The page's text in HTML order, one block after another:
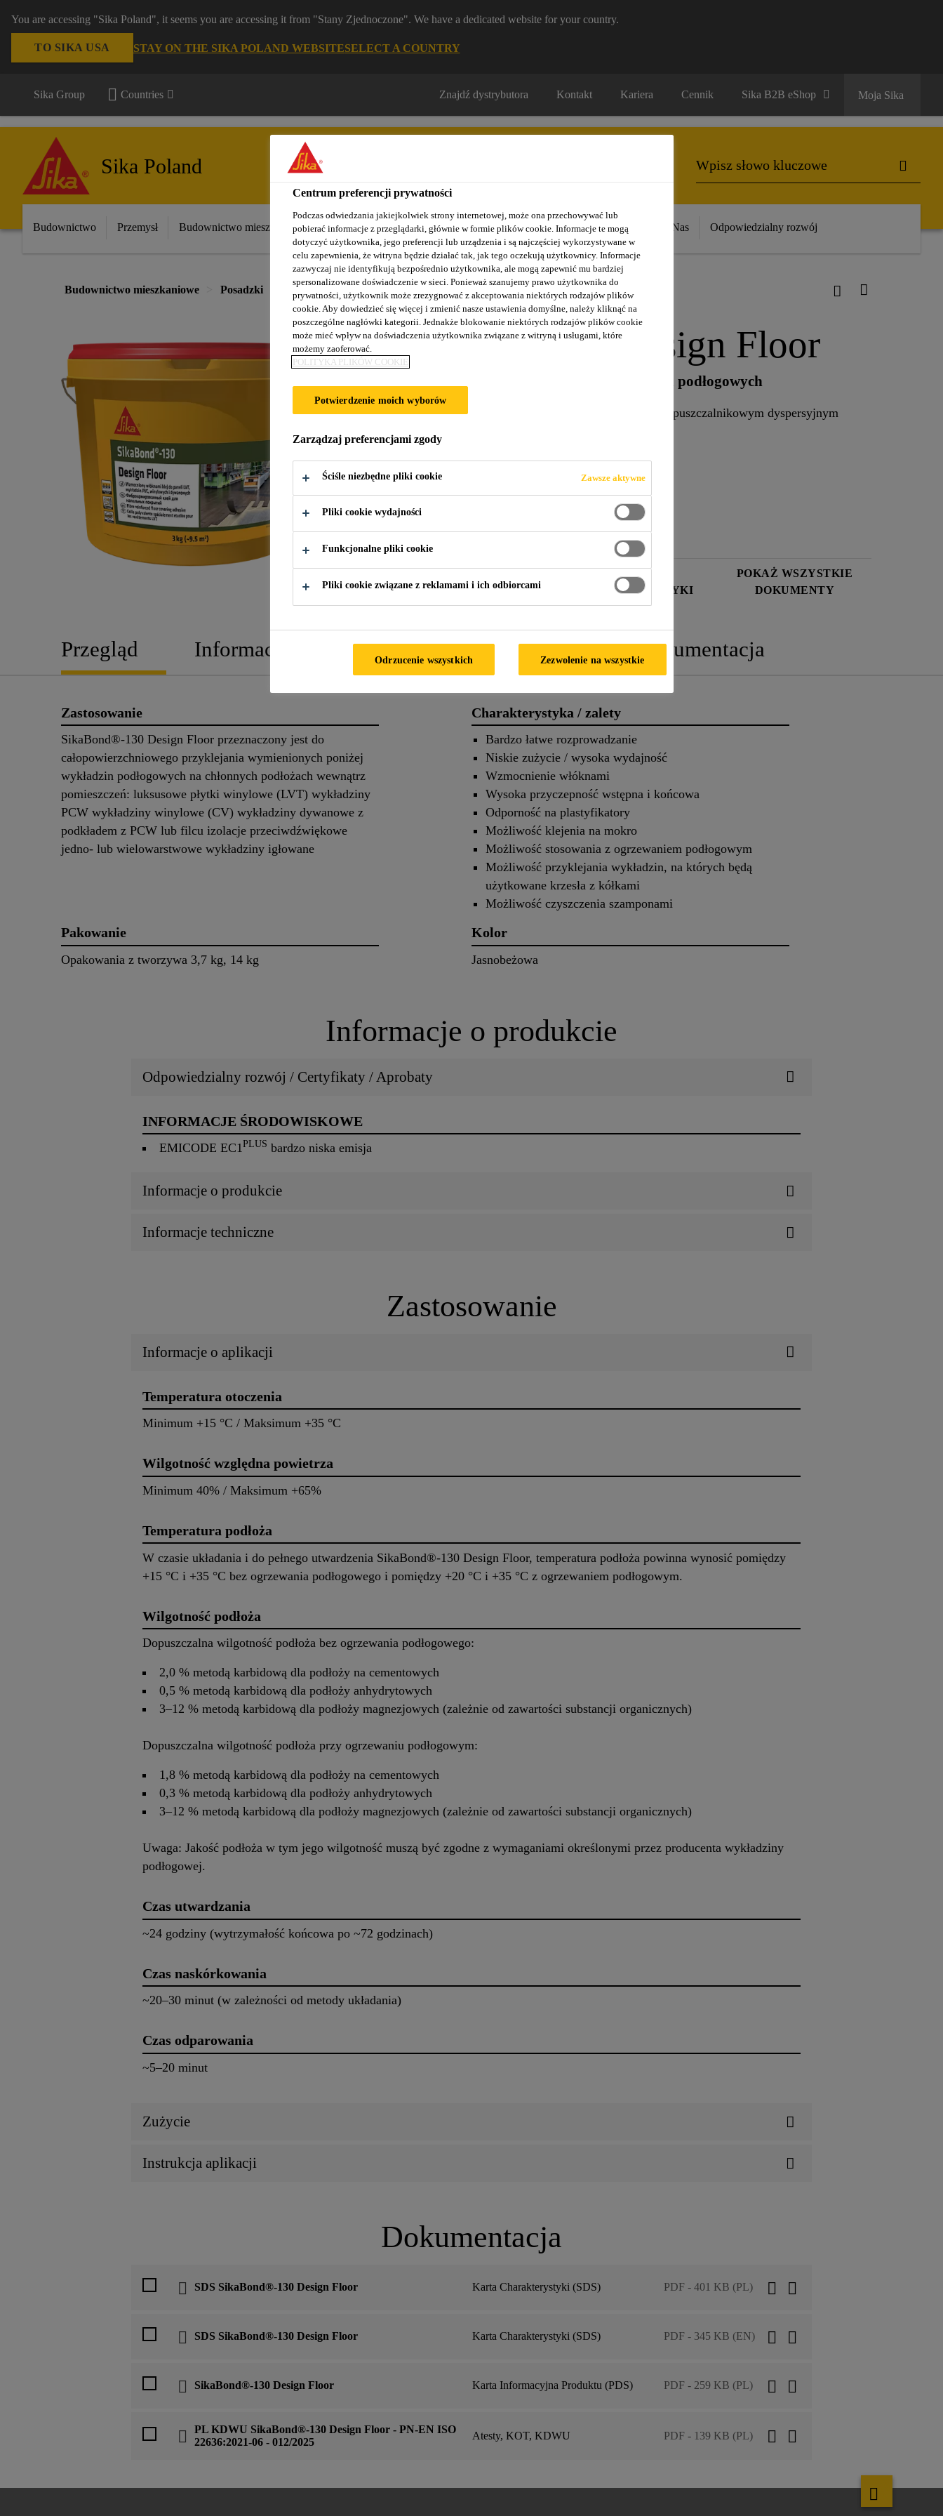
You are accessing "Sika Poland", it seems you are accessing it from "Stany Zjednoczone". We have a dedicated website for your country.
TO SIKA USA STAY ON THE SIKA POLAND WEBSITESELECT A COUNTRY
Sika Group Countries Znajdź dystrybutora Kontakt Kariera Cennik Sika B2B eShop Moja Sika
Sika Poland
Budownictwo Przemysł Budownictwo mieszkaniowe Nasze realizacje Baza wiedzy / Dokumentacja Szkolenia Sika O Nas Odpowiedzialny rozwój
Budownictwo mieszkaniowe Posadzki Posadzki winylowe SikaBond®-130 Design Floor
SikaBond®-130 Design Floor
Wzmacniany włóknami klej do klejenia wykładzin podłogowych
SikaBond®-130 Design Floor jest jednoskładnikowym, bezrozpuszczalnikowym dyspersyjnym
Bardzo łatwe rozprowadzanie
Niskie zużycie / wysoka wydajność
Wzmocnienie włóknami
PRODUKTU
KARTA
CHARAKTERYSTYKI
POKAŻ WSZYSTKIE
DOKUMENTY
Przegląd Informacje o produkcie Zastosowanie Dokumentacja
Zastosowanie
SikaBond®-130 Design Floor przeznaczony jest do
całopowierzchniowego przyklejania wymienionych poniżej
wykładzin podłogowych na chłonnych podłożach wewnątrz
pomieszczeń: luksusowe płytki winylowe (LVT) wykładziny
PCW wykładziny winylowe (CV) wykładziny dywanowe z
podkładem z PCW lub filcu izolacje przeciwdźwiękowe
jedno- lub wielowarstwowe wykładziny igłowane
Charakterystyka / zalety
Bardzo łatwe rozprowadzanie
Niskie zużycie / wysoka wydajność
Wzmocnienie włóknami
Wysoka przyczepność wstępna i końcowa
Odporność na plastyfikatory
Możliwość klejenia na mokro
Możliwość stosowania z ogrzewaniem podłogowym
Możliwość przyklejania wykładzin, na których będą
użytkowane krzesła z kółkami
Możliwość czyszczenia szamponami
Pakowanie
Opakowania z tworzywa 3,7 kg, 14 kg
Kolor
Jasnobeżowa
Informacje o produkcie
Odpowiedzialny rozwój / Certyfikaty / Aprobaty
INFORMACJE ŚRODOWISKOWE
EMICODE EC1PLUS bardzo niska emisja
Informacje o produkcie
Informacje techniczne
Zastosowanie
Informacje o aplikacji
Temperatura otoczenia
Minimum +15 °C / Maksimum +35 °C
Wilgotność względna powietrza
Minimum 40% / Maksimum +65%
Temperatura podłoża
W czasie układania i do pełnego utwardzenia SikaBond®-130 Design Floor, temperatura podłoża powinna wynosić pomiędzy
+15 °C i +35 °C bez ogrzewania podłogowego i pomiędzy +20 °C i +35 °C z ogrzewaniem podłogowym.
Wilgotność podłoża
Dopuszczalna wilgotność podłoża bez ogrzewania podłogowego:
2,0 % metodą karbidową dla podłoży na cementowych
0,5 % metodą karbidową dla podłoży anhydrytowych
3–12 % metodą karbidową dla podłoży magnezjowych (zależnie od zawartości substancji organicznych)
Dopuszczalna wilgotność podłoża przy ogrzewaniu podłogowym:
1,8 % metodą karbidową dla podłoży na cementowych
0,3 % metodą karbidową dla podłoży anhydrytowych
3–12 % metodą karbidową dla podłoży magnezjowych (zależnie od zawartości substancji organicznych)
Uwaga: Jakość podłoża w tym jego wilgotność muszą być zgodne z wymaganiami określonymi przez producenta wykładziny
podłogowej.
Czas utwardzania
~24 godziny (wytrzymałość końcowa po ~72 godzinach)
Czas naskórkowania
~20–30 minut (w zależności od metody układania)
Czas odparowania
~5–20 minut
Zużycie
Instrukcja aplikacji
Dokumentacja
SDS SikaBond®-130 Design Floor Karta Charakterystyki (SDS) PDF - 401 KB (PL)
SDS SikaBond®-130 Design Floor Karta Charakterystyki (SDS) PDF - 345 KB (EN)
SikaBond®-130 Design Floor Karta Informacyjna Produktu (PDS) PDF - 259 KB (PL)
PL KDWU SikaBond®-130 Design Floor - PN-EN ISO
22636:2021-06 - 012/2025
Atesty, KOT, KDWU PDF - 139 KB (PL)
Centrum preferencji prywatności
Podczas odwiedzania jakiejkolwiek strony internetowej, może ona przechowywać lub
pobierać informacje z przeglądarki, głównie w formie plików cookie. Informacje te mogą
dotyczyć użytkownika, jego preferencji lub urządzenia i są najczęściej wykorzystywane w
celu zapewnienia, że witryna będzie działać tak, jak tego oczekują użytkownicy. Informacje
zazwyczaj nie identyfikują bezpośrednio użytkownika, ale mogą zapewnić mu bardziej
spersonalizowane doświadczenie w sieci. Ponieważ szanujemy prawo użytkownika do
prywatności, użytkownik może zrezygnować z akceptowania niektórych rodzajów plików
cookie. Aby dowiedzieć się więcej i zmienić nasze ustawienia domyślne, należy kliknąć na
poszczególne nagłówki kategorii. Jednakże blokowanie niektórych rodzajów plików cookie
może mieć wpływ na doświadczenia użytkownika związane z witryną i usługami, które
możemy zaoferować.
POLITYKA PLIKÓW COOKIE
Potwierdzenie moich wyborów
Zarządzaj preferencjami zgody
Ściśle niezbędne pliki cookie Zawsze aktywne
Pliki cookie wydajności
Funkcjonalne pliki cookie
Pliki cookie związane z reklamami i ich odbiorcami
Odrzucenie wszystkich Zezwolenie na wszystkie